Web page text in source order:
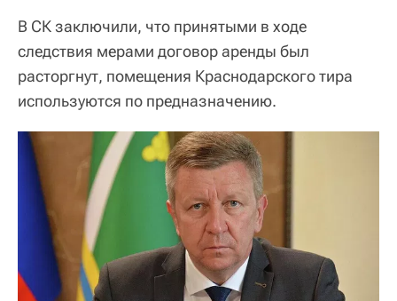
В СК заключили, что принятыми в ходе
следствия мерами договор аренды был
расторгнут, помещения Краснодарского тира
используются по предназначению.